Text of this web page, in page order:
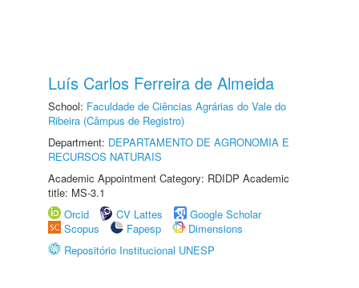
Luís Carlos Ferreira de Almeida
School: Faculdade de Ciências Agrárias do Vale do
Ribeira (Câmpus de Registro)
Department: DEPARTAMENTO DE AGRONOMIA E
RECURSOS NATURAIS
Academic Appointment Category: RDIDP Academic
title: MS-3.1
Orcid
CV Lattes
Google Scholar
Scopus
Fapesp
Dimensions
Repositório Institucional UNESP